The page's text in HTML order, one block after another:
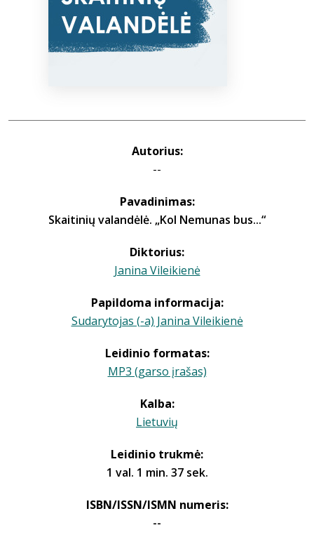
Autorius:
--
Pavadinimas:
Skaitinių valandėlė. „Kol Nemunas bus...“
Diktorius:
Janina Vileikienė
Papildoma informacija:
Sudarytojas (-a) Janina Vileikienė
Leidinio formatas:
MP3 (garso įrašas)
Kalba:
Lietuvių
Leidinio trukmė:
1 val. 1 min. 37 sek.
ISBN/ISSN/ISMN numeris:
--